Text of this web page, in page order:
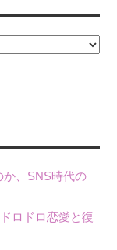
か、SNS時代の
ロドロ恋愛と復